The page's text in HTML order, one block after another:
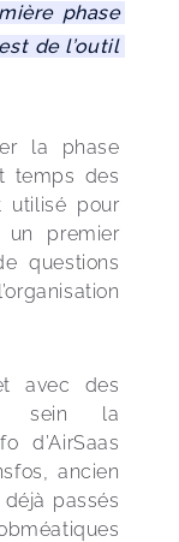
phase
de l’outil
la phase
temps des
utilisé pour
un premier
questions
avec des
sein la
d’AirSaas
ancien
passés